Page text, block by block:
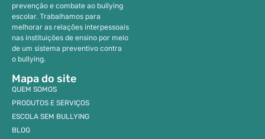
prevenção e combate ao bullying
escolar. Trabalhamos para
melhorar as relações interpessoais
nas instituições de ensino por meio
de um sistema preventivo contra
o bullying.
Mapa do site
QUEM SOMOS
PRODUTOS E SERVIÇOS
ESCOLA SEM BULLYING
BLOG